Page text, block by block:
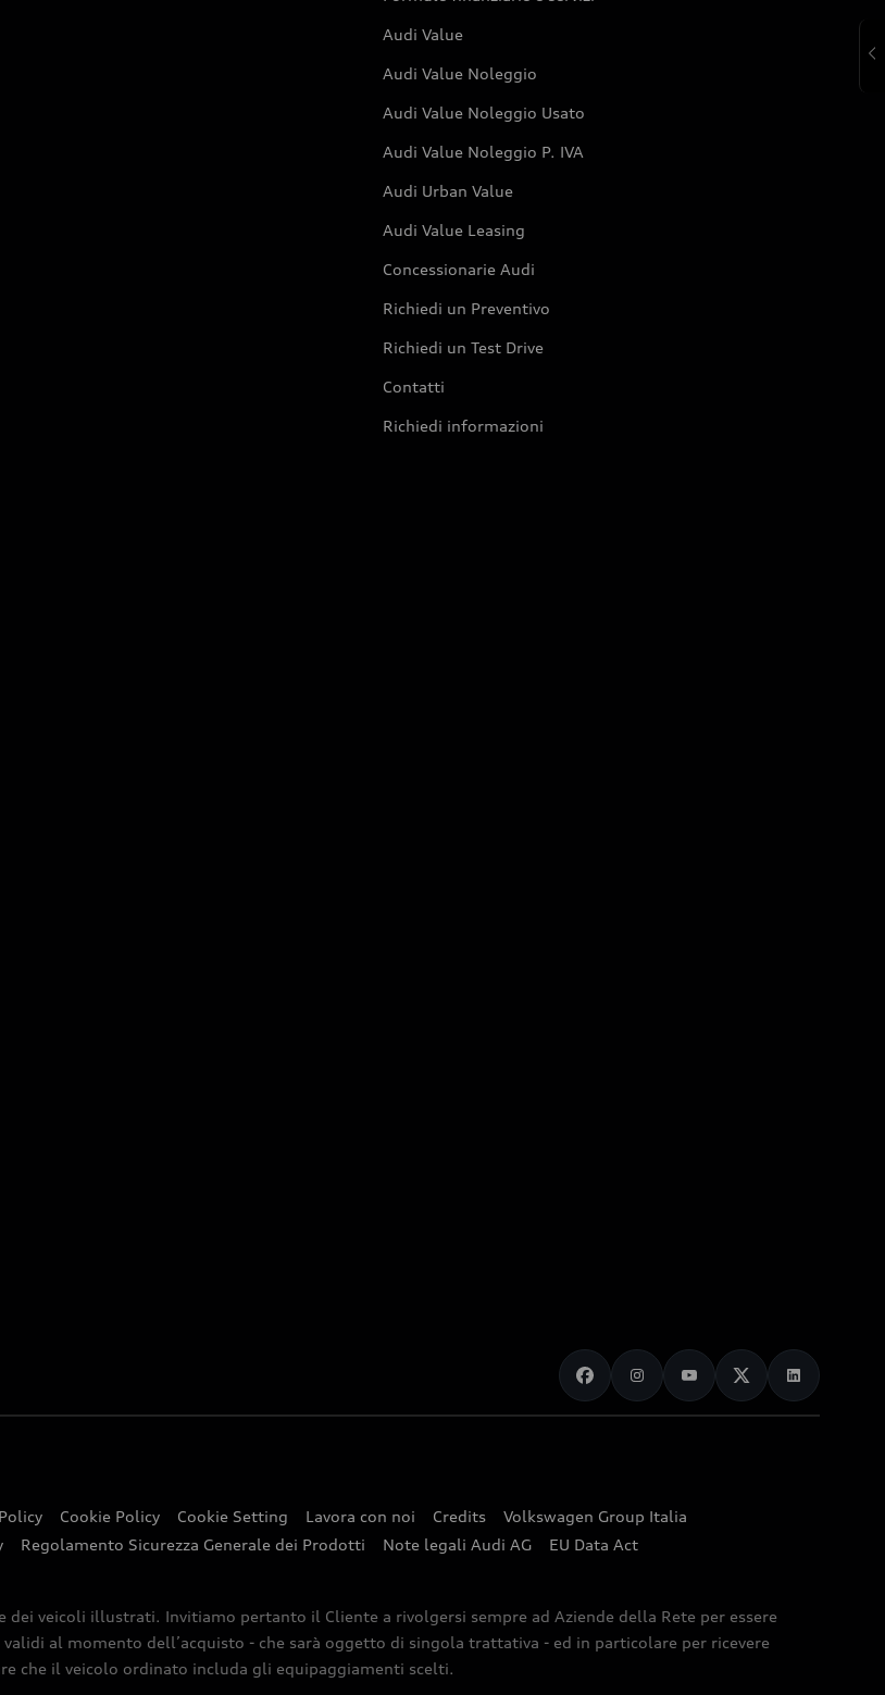
Audi Value
Audi Value Noleggio
Audi Value Noleggio Usato
Audi Value Noleggio P. IVA
Audi Urban Value
Audi Value Leasing
Concessionarie Audi
Richiedi un Preventivo
Richiedi un Test Drive
Contatti
Richiedi informazioni
Cookie Policy Cookie Setting Lavora con noi Credits
Volkswagen Group Italia
Regolamento Sicurezza Generale dei Prodotti Note legali Audi AG EU Data Act
veicoli illustrati. Invitiamo pertanto il Cliente a rivolgersi sempre ad Aziende della Rete per essere
al momento dell’acquisto - che sarà oggetto di singola trattativa - ed in particolare per ricevere
che il veicolo ordinato includa gli equipaggiamenti scelti.